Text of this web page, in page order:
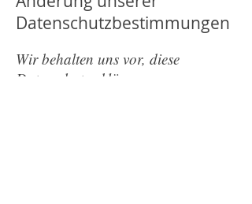
Datenschutzbestimmungen
Wir behalten uns vor, diese
Datenschutzerklärung anzupassen,